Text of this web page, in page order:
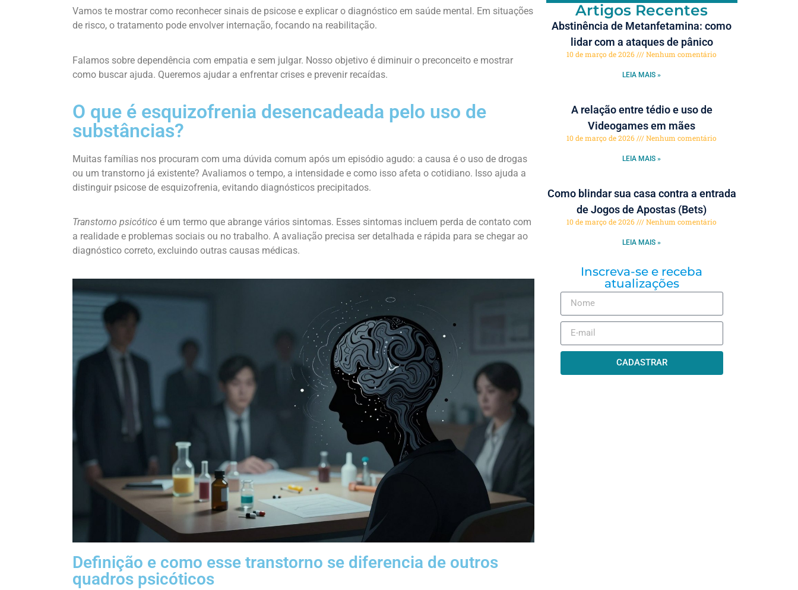
Vamos te mostrar como reconhecer sinais de psicose e explicar o diagnóstico em saúde mental. Em situações
de risco, o tratamento pode envolver internação, focando na reabilitação.
Falamos sobre dependência com empatia e sem julgar. Nosso objetivo é diminuir o preconceito e mostrar
como buscar ajuda. Queremos ajudar a enfrentar crises e prevenir recaídas.
O que é esquizofrenia desencadeada pelo uso de
substâncias?
Muitas famílias nos procuram com uma dúvida comum após um episódio agudo: a causa é o uso de drogas
ou um transtorno já existente? Avaliamos o tempo, a intensidade e como isso afeta o cotidiano. Isso ajuda a
distinguir psicose de esquizofrenia, evitando diagnósticos precipitados.
Transtorno psicótico é um termo que abrange vários sintomas. Esses sintomas incluem perda de contato com
a realidade e problemas sociais ou no trabalho. A avaliação precisa ser detalhada e rápida para se chegar ao
diagnóstico correto, excluindo outras causas médicas.
Definição e como esse transtorno se diferencia de outros
quadros psicóticos
Artigos Recentes
Abstinência de Metanfetamina: como
lidar com a ataques de pânico
10 de março de 2026 Nenhum comentário
LEIA MAIS »
A relação entre tédio e uso de
Videogames em mães
10 de março de 2026 Nenhum comentário
LEIA MAIS »
Como blindar sua casa contra a entrada
de Jogos de Apostas (Bets)
10 de março de 2026 Nenhum comentário
LEIA MAIS »
Inscreva-se e receba
atualizações
CADASTRAR